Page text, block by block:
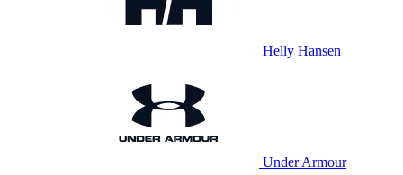
Helly Hansen
Under Armour